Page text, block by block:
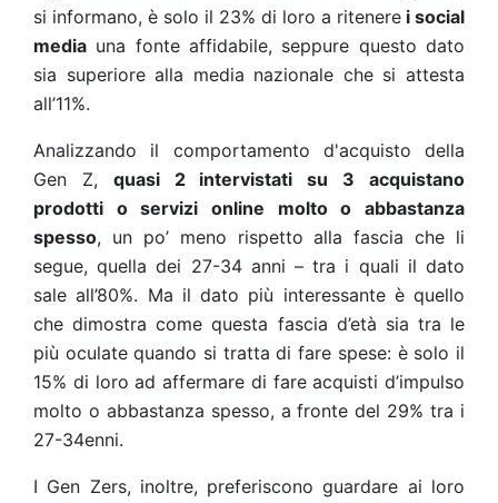
si informano, è solo il 23% di loro a ritenere i social
media una fonte affidabile, seppure questo dato
sia superiore alla media nazionale che si attesta
all’11%.
Analizzando il comportamento d'acquisto della
Gen Z, quasi 2 intervistati su 3 acquistano
prodotti o servizi online molto o abbastanza
spesso, un po’ meno rispetto alla fascia che li
segue, quella dei 27-34 anni – tra i quali il dato
sale all’80%. Ma il dato più interessante è quello
che dimostra come questa fascia d’età sia tra le
più oculate quando si tratta di fare spese: è solo il
15% di loro ad affermare di fare acquisti d’impulso
molto o abbastanza spesso, a fronte del 29% tra i
27-34enni.
I Gen Zers, inoltre, preferiscono guardare ai loro